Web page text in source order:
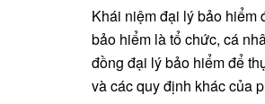
Khái niệm đại lý bảo
bảo hiểm là tổ chức, cá
đồng đại lý bảo hiểm để
và các quy định khác của